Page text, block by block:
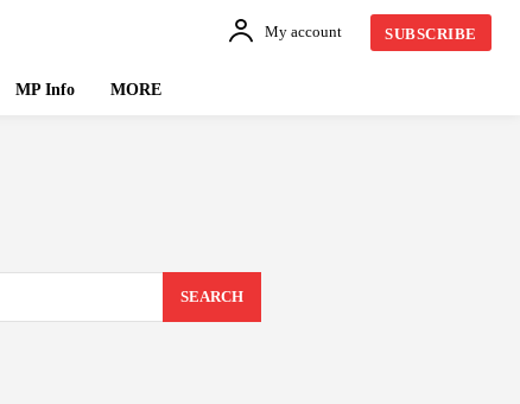
My account SUBSCRIBE
MP Info MORE
SEARCH